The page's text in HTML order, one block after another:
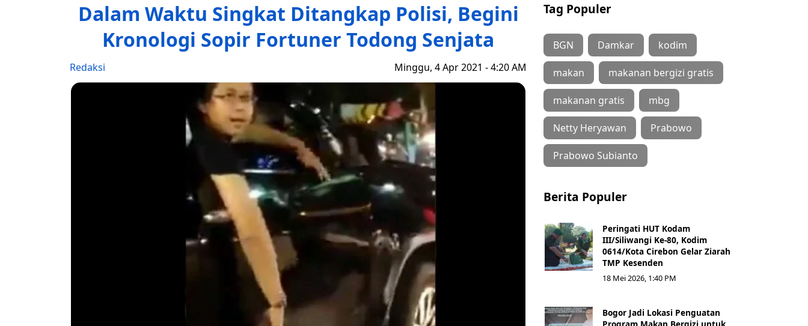
Dalam Waktu Singkat Ditangkap Polisi, Begini
Kronologi Sopir Fortuner Todong Senjata
Redaksi Minggu, 4 Apr 2021 - 4:20 AM
Tag Populer
BGN Damkar kodim
makan makanan bergizi gratis
makanan gratis mbg
Netty Heryawan Prabowo
Prabowo Subianto
Berita Populer
Peringati HUT Kodam
III/Siliwangi Ke-80, Kodim
0614/Kota Cirebon Gelar Ziarah
TMP Kesenden
18 Mei 2026, 1:40 PM
Bogor Jadi Lokasi Penguatan